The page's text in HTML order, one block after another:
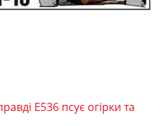
Е536 псує огірки та